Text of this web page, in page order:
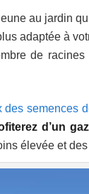
au jardin
adaptée à
de
des semences
d’un
élevée et